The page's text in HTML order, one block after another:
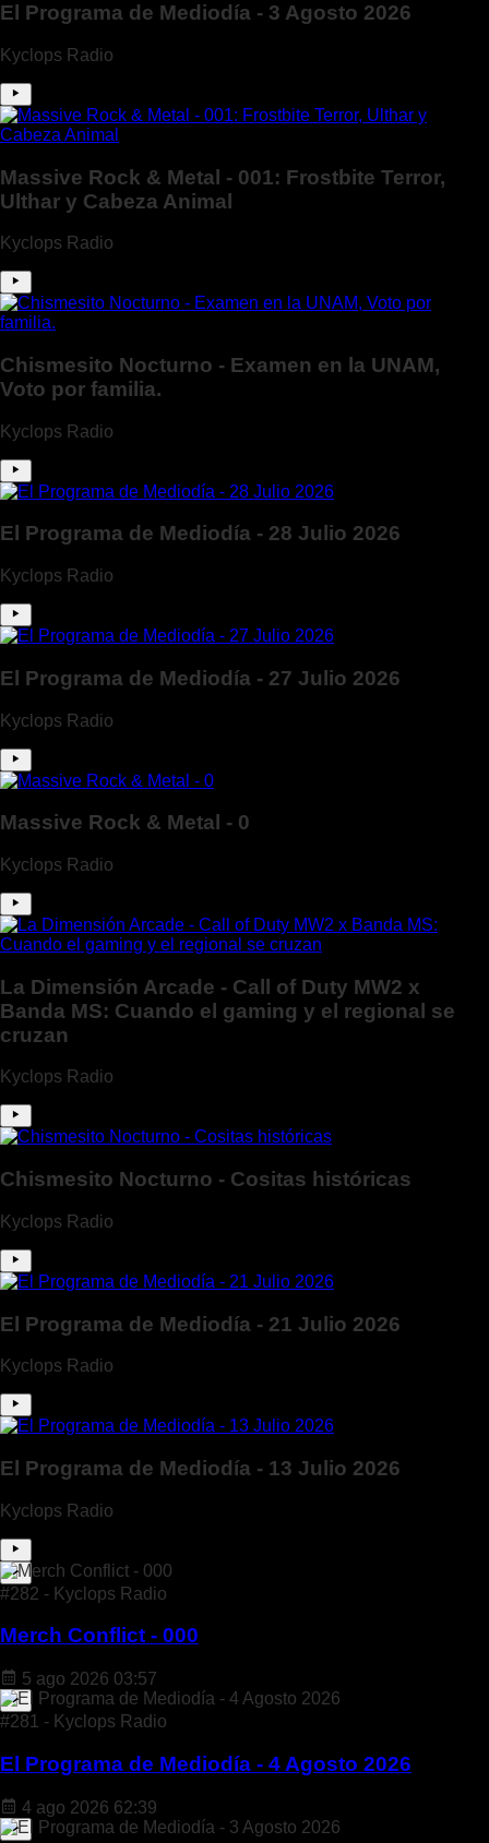
El Programa de Mediodía - 3 Agosto 2026
Kyclops Radio
Massive Rock & Metal - 001: Frostbite Terror,
Ulthar y Cabeza Animal
Kyclops Radio
Chismesito Nocturno - Examen en la UNAM,
Voto por familia.
Kyclops Radio
El Programa de Mediodía - 28 Julio 2026
Kyclops Radio
El Programa de Mediodía - 27 Julio 2026
Kyclops Radio
Massive Rock & Metal - 0
Kyclops Radio
La Dimensión Arcade - Call of Duty MW2 x
Banda MS: Cuando el gaming y el regional se
cruzan
Kyclops Radio
Chismesito Nocturno - Cositas históricas
Kyclops Radio
El Programa de Mediodía - 21 Julio 2026
Kyclops Radio
El Programa de Mediodía - 13 Julio 2026
Kyclops Radio
#282 - Kyclops Radio
Merch Conflict - 000
5 ago 2026 03:57
#281 - Kyclops Radio
El Programa de Mediodía - 4 Agosto 2026
4 ago 2026 62:39